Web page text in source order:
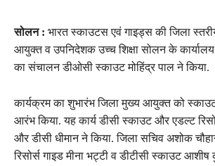
सोलन : भारत स्काउटस एवं गाइड्स की जिला
आयुक्त व उपनिदेशक उच्च शिक्षा सोलन के कार्यालय
का संचालन डीओसी स्काउट मोहिंद्र पाल ने किया.
कार्यक्रम का शुभारंभ जिला मुख्य आयुक्त को
आरंभ किया. यह कार्य डीसी स्काउट और एडल्ट
और डीसी धीमान ने किया. जिला सचिव अशोक
रिसोर्स गाइड मीना भट्टी व डीटीसी स्काउट